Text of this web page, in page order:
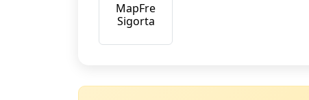
MapFre
Sigorta